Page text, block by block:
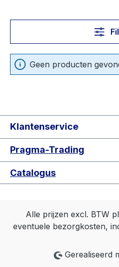
Geen producten
Klantenservice
Pragma-Trading
Catalogus
Alle prijzen excl. BTW
eventuele bezorgkosten,
Gerealiseerd